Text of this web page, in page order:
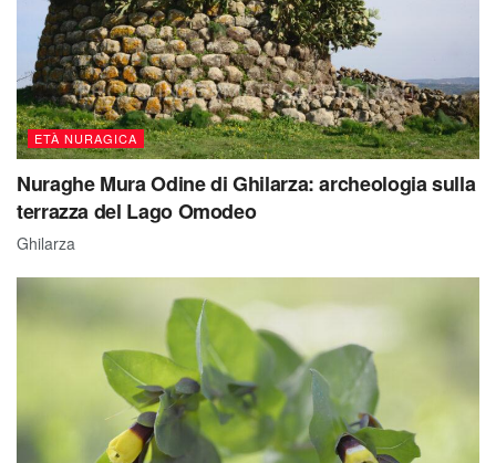
ETÀ NURAGICA
Nuraghe Mura Odine di Ghilarza: archeologia sulla
terrazza del Lago Omodeo
Ghilarza